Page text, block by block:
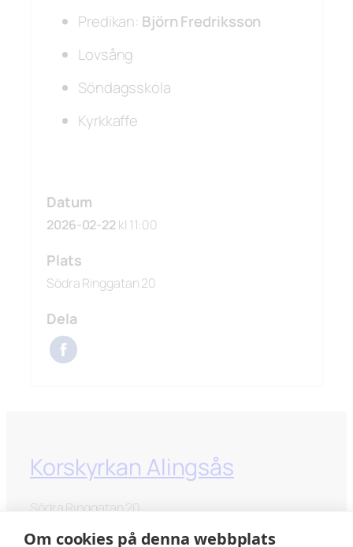
Predikan: BjörnFredriksson
Lovsång
Söndagsskola
Kyrkkaffe
Datum
2026-02-22kl 11:00
Plats
Södra Ringgatan 20
Dela
Korskyrkan Alingsås
Södra Ringgatan 20
Om cookies på denna webbplats